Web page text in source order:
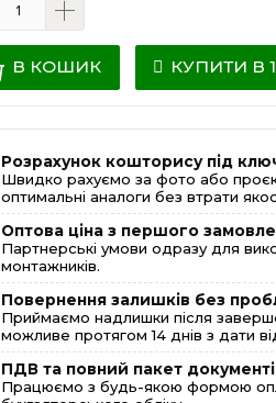
В КОШИК КУПИТИ В
Розрахунок кошторису під
Швидко рахуємо за фото або
оптимальні аналоги без втрати
Оптова ціна з першого
Партнерські умови одразу для
монтажників.
Повернення залишків без
Приймаємо надлишки після
можливе протягом 14 днів з дати
ПДВ та повний пакет
Працюємо з будь-якою формою